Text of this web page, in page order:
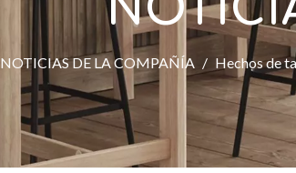
NOTICIAS DE LA COMPAÑÍA / Hechos de